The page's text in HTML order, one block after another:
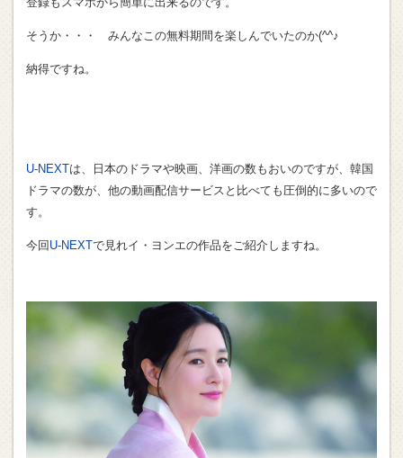
そうか・・・ みんなこの無料期間を楽しんでいたのか(^^♪
納得ですね。
U-NEXTは、日本のドラマや映画、洋画の数もおいのですが、韓国
ドラマの数が、他の動画配信サービスと比べても圧倒的に多いので
す。
今回 U-NEXTで見れイ・ヨンエの作品をご紹介しますね。